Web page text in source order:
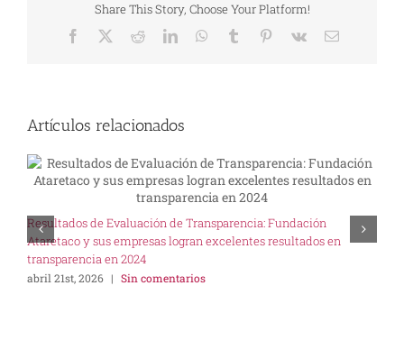
Share This Story, Choose Your Platform!
Facebook RedditLinkedInWhatsApp
Tumblr Pinterest
Vk
Correo
Artículos relacionados
Resultados de Evaluación de Transparencia: Fundación
Ataretaco y sus empresas logran excelentes resultados en
transparencia en 2024
abril 21st, 2026 | Sin comentarios